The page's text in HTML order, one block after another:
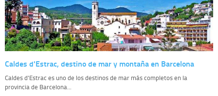
Caldes d'Estrac, destino de mar y montaña en Barcelona
Caldes d'Estrac es uno de los destinos de mar más completos en la
provincia de Barcelona...